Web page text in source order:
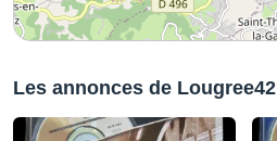
Les annonces de Lougree42